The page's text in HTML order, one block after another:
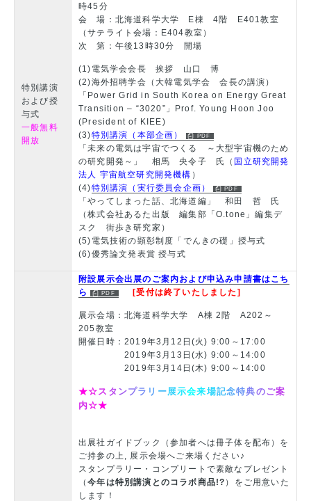
特別講演
および授
与式
一般無料
開放
時45分
会 場：北海道科学大学 E棟 4階 E401教室
（サテライト会場：E404教室）
次 第：午後13時30分 開場
(1)電気学会会長 挨拶 山口 博
(2)海外招聘学会（大韓電気学会 会長の講演）
「Power Grid in South Korea on Energy Great
Transition – “3020”」Prof. Young Hoon Joo
(President of KIEE)
(3)特別講演（本部企画）
「未来の電気は宇宙でつくる ～大型宇宙機のため
の研究開発～」 相馬 央令子 氏（ 国立研究開発
法人 宇宙航空研究開発機構 ）
(4)特別講演（実行委員会企画）
「やってしまった話、北海道編」 和田 哲 氏
（株式会社あるた出版 編集部「О.tone」編集デ
スク 街歩き研究家）
(5)電気技術の顕彰制度「でんきの礎」授与式
(6)優秀論文発表賞 授与式
附設展示会出展のご案内および申込み申請書はこち
ら
[受付は終了いたしました]
展示会場：北海道科学大学 A棟 2階 A202～
205教室
開催日時：2019年3月12日(火) 9:00～17:00
2019年3月13日(水) 9:00～14:00
2019年3月14日(木) 9:00～14:00
★☆ス タ ンプラ リ ー展示会来場記念特典のご案
内☆★
出展社ガイドブック（参加者へは冊子体を配布）を
ご持参の上, 展示会場へご来場ください♪
スタンプラリー・コンプリートで素敵なプレゼント
（今年は特別講演とのコラボ商品!? ）をご用意いた
します！